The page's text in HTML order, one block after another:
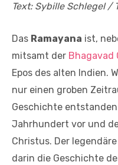
Text: Sybille Schlegel /
Das Ramayana ist,
mitsamt der Bhagavad
Epos des alten Indien.
nur einen groben
Geschichte
Jahrhundert vor und
Christus. Der
darin die Geschichte